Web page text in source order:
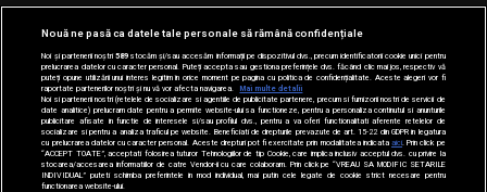
© 2019-2026 DOGAN MEDIA INTERNATIONAL SA, Toate
drepturile rezervate.
Nouă ne pasă ca datele tale personale să rămână confidențiale
Noi și partenerii noștri589stocăm și/sau accesăm informații pe dispozitivul dvs., precum identificatorii cookie unici pentru
prelucrarea datelor cu caracter personal. Puteți accepta sau gestiona preferințele dvs. făcând clic mai jos, respectiv vă
puteți opune utilizării unui interes legitim în orice moment pe pagina cu politica de confidențialitate. Aceste alegeri vor fi
raportate partenerilor noștri și nu vă vor afecta navigarea.
Mai multe detalii
Noi si partenerii nostri (retelele de socializare si agentiile de publicitate partenere, precum si furnizorii nostri de servicii de
date analitice) prelucram date pentru a permite website-ului sa functioneze, pentru a personaliza continutul si anunturile
publicitare afisate in functie de interesele si/sau profilul dvs., pentru a va oferi functionalitati aferente retelelor de
socializare si pentru a analiza traficul pe website. Beneficiati de drepturile prevazute de art. 15-22 din GDPR in legatura
cu prelucrarea datelor cu caracter personal. Aceste drepturi pot fi exercitate prin modalitatea indicataaici . Prin click pe
“ACCEPT TOATE”, acceptati folosirea tuturor Tehnologiilor de tip Cookie, care implica inclusiv acceptul dvs. cu privire la
stocarea/accesarea informatiilor de catre Vendor-ii cu care colaboram. Prin click pe “VREAU SA MODIFIC SETARILE
INDIVIDUAL” puteti schimba preferintele in mod individual, mai putin cele legate de cookie strict necesare pentru
functionarea website-ului.